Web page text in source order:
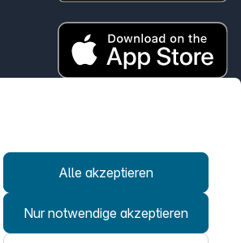
Alle akzeptieren
Nur notwendige akzeptieren